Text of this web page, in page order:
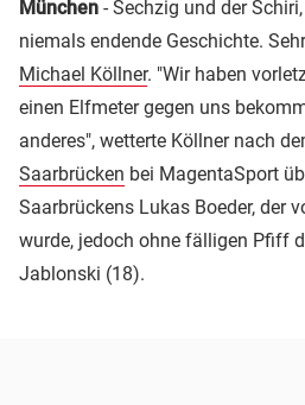
München - Sechzig und der
niemals endende Geschichte.
Michael Köllner. "Wir haben
einen Elfmeter gegen uns
anderes", wetterte Köllner nach
Saarbrücken bei MagentaSport
Saarbrückens Lukas Boeder, der
wurde, jedoch ohne fälligen Pfiff
Jablonski (18).